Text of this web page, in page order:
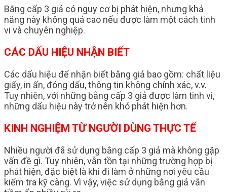
Bằng cấp 3 giả có nguy cơ bị phát hiện, nhưng khả
năng này không quá cao nếu được làm một cách tinh
vi và chuyên nghiệp.
CÁC DẤU HIỆU NHẬN BIẾT
Các dấu hiệu để nhận biết bằng giả bao gồm: chất liệu
giấy, in ấn, đóng dấu, thông tin không chính xác, v.v.
Tuy nhiên, với những bằng cấp 3 giả được làm tinh vi,
những dấu hiệu này trở nên khó phát hiện hơn.
KINH NGHIỆM TỪ NGƯỜI DÙNG THỰC TẾ
Nhiều người đã sử dụng bằng cấp 3 giả mà không gặp
vấn đề gì. Tuy nhiên, vẫn tồn tại những trường hợp bị
phát hiện, đặc biệt là khi đi làm ở những nơi yêu cầu
kiểm tra kỹ càng. Vì vậy, việc sử dụng bằng giả vẫn